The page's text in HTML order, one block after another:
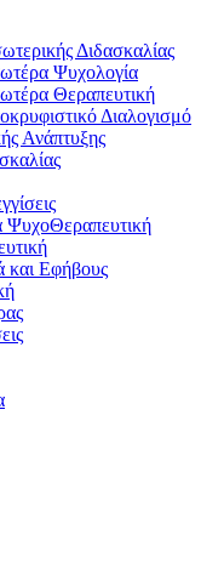
Διδασκαλίας
Ψυχολογία
Θεραπευτική
Διαλογισμό
Ανάπτυξης
ΨυχοΘεραπευτική
και Εφήβους